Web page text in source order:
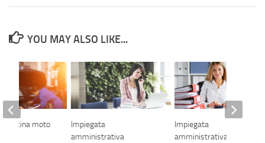
YOU MAY ALSO LIKE...
Impiegata
amministrativa
Impiegata
amministrativa
officina moto